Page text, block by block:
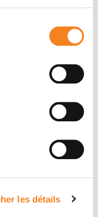
les détails